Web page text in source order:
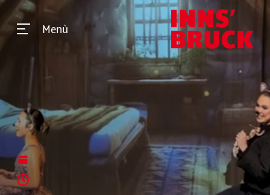
Menù